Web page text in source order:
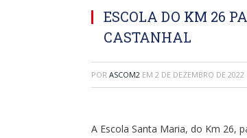
ESCOLA DO KM 26
CASTANHAL
POR ASCOM2 EM 2 DE DEZEMBRO DE 2022
A Escola Santa Maria, do Km 26,